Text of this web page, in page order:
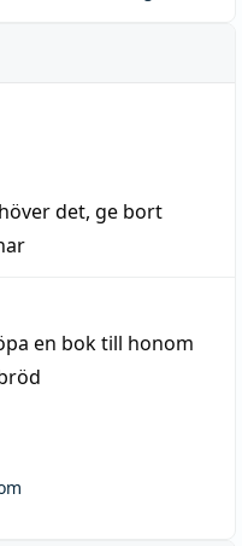
det, ge bort
en bok till honom